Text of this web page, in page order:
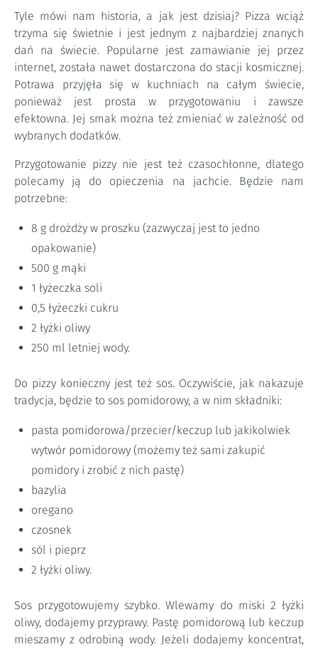
Tyle mówi nam historia, a jak jest dzisiaj? Pizza wciąż
trzyma się świetnie i jest jednym z najbardziej znanych
dań na świecie. Popularne jest zamawianie jej przez
internet, została nawet dostarczona do stacji kosmicznej.
Potrawa przyjęła się w kuchniach na całym świecie,
ponieważ jest prosta w przygotowaniu i zawsze
efektowna. Jej smak można też zmieniać w zależność od
wybranych dodatków.
Przygotowanie pizzy nie jest też czasochłonne, dlatego
polecamy ją do opieczenia na jachcie. Będzie nam
potrzebne:
8 g drożdży w proszku (zazwyczaj jest to jedno
opakowanie)
500 g mąki
1 łyżeczka soli
0,5 łyżeczki cukru
2 łyżki oliwy
250 ml letniej wody.
Do pizzy konieczny jest też sos. Oczywiście, jak nakazuje
tradycja, będzie to sos pomidorowy, a w nim składniki:
pasta pomidorowa/przecier/keczup lub jakikolwiek
wytwór pomidorowy (możemy też sami zakupić
pomidory i zrobić z nich pastę)
bazylia
oregano
czosnek
sól i pieprz
2 łyżki oliwy.
Sos przygotowujemy szybko. Wlewamy do miski 2 łyżki
oliwy, dodajemy przyprawy. Pastę pomidorową lub keczup
mieszamy z odrobiną wody. Jeżeli dodajemy koncentrat,